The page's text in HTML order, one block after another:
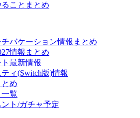
ことまとめ
バケーション情報まとめ
情報まとめ
最新情報
ィ(Switch版)情報
め
覧
ト/ガチャ予定